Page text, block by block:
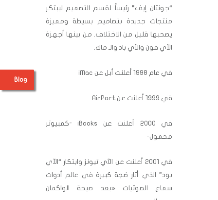
“جونثان إيف” رئيساً لقسم التصميم ليبتكر
منتجات جديدة بتصاميم بسيطة ومميزة
يصحبها قليل من الاختلاف. من بينها أجهزة
الآي فون والآي باد والـ ماك.
في عام 1998 أعلنت أبل عن iMac
في 1999 أعلنت عن AirPort
في 2000 أعلنت عن iBooks -كمبيوتر
محمول-
في 2001 أعلنت عن الآي تيونز وابتكار “الآي
بود” الذي أثار ضجة كبيرة في عالم أدوات
سماع الصوتيات «بعد صيحة الواكمان
Blog